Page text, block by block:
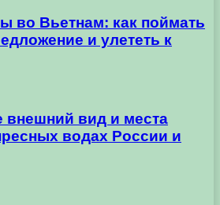
во Вьетнам: как поймать
и улететь к
внешний вид и места
водах России и